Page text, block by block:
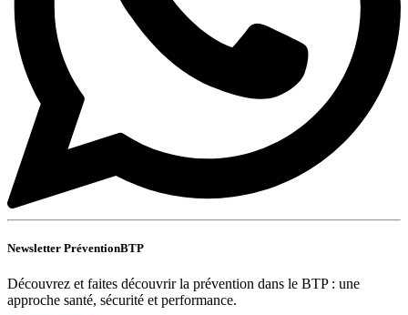
Newsletter PréventionBTP
Découvrez et faites découvrir la prévention dans le BTP : une
approche santé, sécurité et performance.